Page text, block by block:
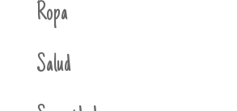
Ropa
Salud